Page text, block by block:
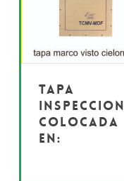
Tapa
inspeccion
colocada
en: